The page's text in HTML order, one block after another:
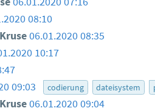
08:10
06.01.2020 08:35
10:17
09:03 codierung dateisystem
06.01.2020 09:04